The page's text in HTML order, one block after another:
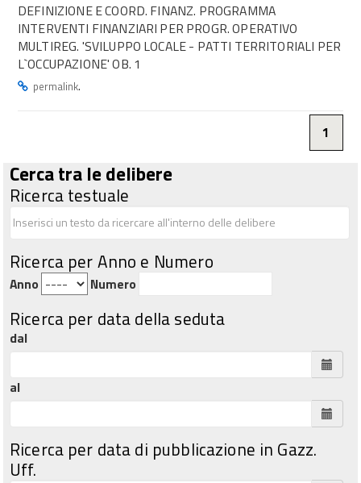
DEFINIZIONE E COORD. FINANZ. PROGRAMMA
INTERVENTI FINANZIARI PER PROGR. OPERATIVO
MULTIREG. 'SVILUPPO LOCALE - PATTI TERRITORIALI PER
L`OCCUPAZIONE' OB. 1
permalink.
1
Cerca tra le delibere
Ricerca testuale
Ricerca per Anno e Numero
Anno Numero
Ricerca per data della seduta
dal
al
Ricerca per data di pubblicazione in Gazz.
Uff.